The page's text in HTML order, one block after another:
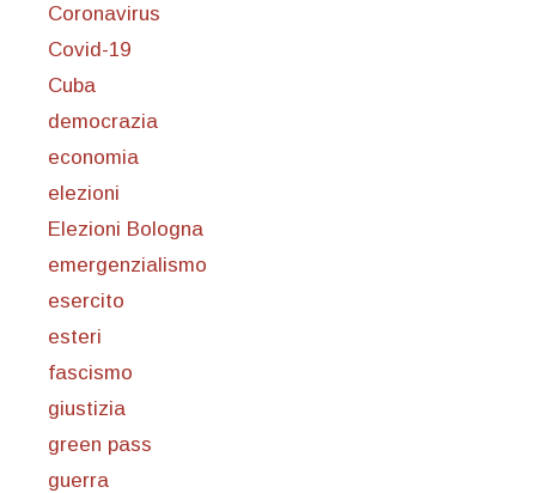
Coronavirus
Covid-19
Cuba
democrazia
economia
elezioni
Elezioni Bologna
emergenzialismo
esercito
esteri
fascismo
giustizia
green pass
guerra